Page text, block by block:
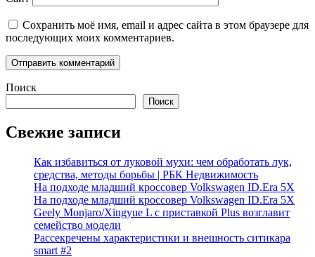
Сохранить моё имя, email и адрес сайта в этом браузере для
последующих моих комментариев.
Поиск
Поиск
Свежие записи
Как избавиться от луковой мухи: чем обработать лук,
средства, методы борьбы | РБК Недвижимость
На подходе младший кроссовер Volkswagen ID.Era 5X
На подходе младший кроссовер Volkswagen ID.Era 5X
Geely Monjaro/Xingyue L с приставкой Plus возглавит
семейство модели
Рассекречены характеристики и внешность ситикара
smart #2